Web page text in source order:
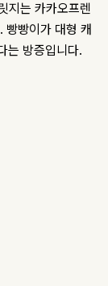
지는 카카오프렌
빵이가 대형 캐
는 방증입니다.